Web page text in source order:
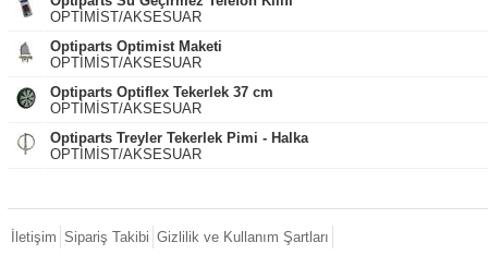
OPTİMİST/AKSESUAR
Optiparts Optimist Maketi
OPTİMİST/AKSESUAR
Optiparts Optiflex Tekerlek 37 cm
OPTİMİST/AKSESUAR
Optiparts Treyler Tekerlek Pimi - Halka
OPTİMİST/AKSESUAR
İletişim Sipariş Takibi Gizlilik ve Kullanım Şartları